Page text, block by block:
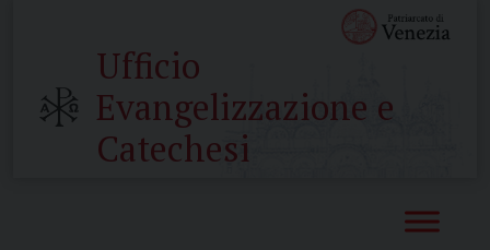
Ufficio
Evangelizzazione e
Catechesi